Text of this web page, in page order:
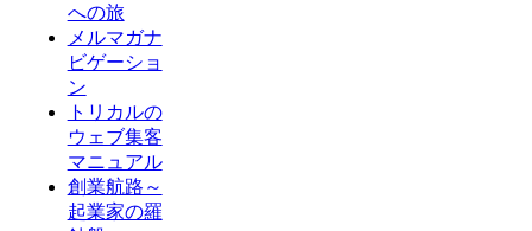
への旅
メルマガナ
ビゲーショ
ン
トリカルの
ウェブ集客
マニュアル
創業航路～
起業家の羅